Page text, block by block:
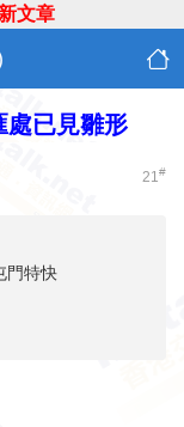
文章
處已見雛形
21#
門特快